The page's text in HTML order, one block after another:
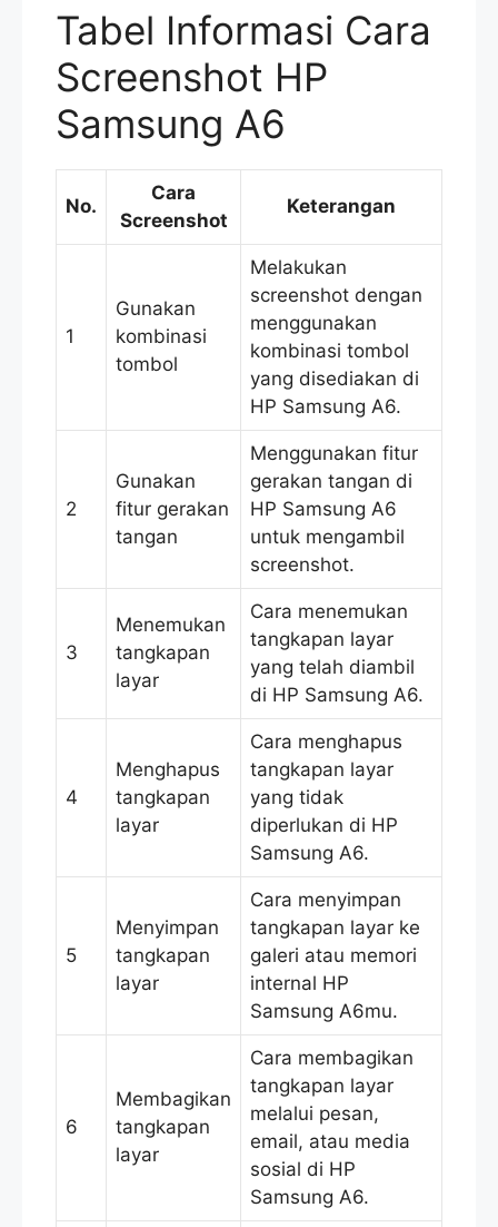
Tabel Informasi Cara
Screenshot HP
Samsung A6
No.
Cara
Screenshot
Keterangan
1
Gunakan
kombinasi
tombol
Melakukan
screenshot dengan
menggunakan
kombinasi tombol
yang disediakan di
HP Samsung A6.
2
Gunakan
fitur gerakan
tangan
Menggunakan fitur
gerakan tangan di
HP Samsung A6
untuk mengambil
screenshot.
3
Menemukan
tangkapan
layar
Cara menemukan
tangkapan layar
yang telah diambil
di HP Samsung A6.
4
Menghapus
tangkapan
layar
Cara menghapus
tangkapan layar
yang tidak
diperlukan di HP
Samsung A6.
5
Menyimpan
tangkapan
layar
Cara menyimpan
tangkapan layar ke
galeri atau memori
internal HP
Samsung A6mu.
6
Membagikan
tangkapan
layar
Cara membagikan
tangkapan layar
melalui pesan,
email, atau media
sosial di HP
Samsung A6.